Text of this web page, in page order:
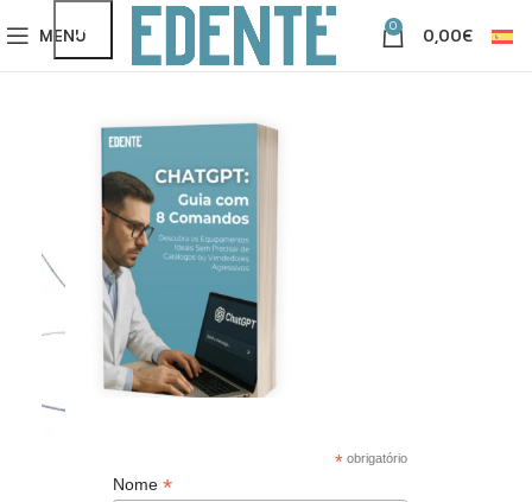
*obrigatório
Nome *
MENU
0
0,00€